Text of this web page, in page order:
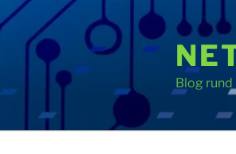
Zum
Inhalt
springen
Blog